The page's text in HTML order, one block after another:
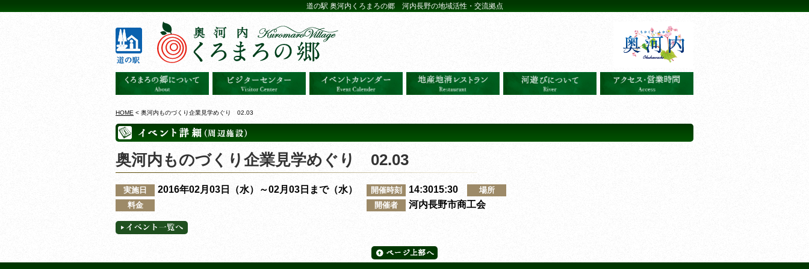
道の駅 奥河内くろまろの郷 河内長野の地域活性・交流拠点
HOME < 奥河内ものづくり企業見学めぐり 02.03
奥河内ものづくり企業見学めぐり 02.03
実施日 2016年02月03日（水）～02月03日まで（水） 開催時刻 14:3015:30
場所
料金
開催者 河内長野市商工会